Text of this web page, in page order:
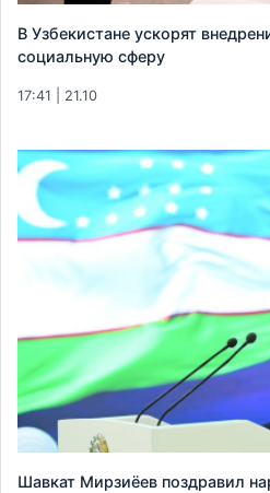
В Узбекистане ускорят
социальную сферу
17:41 | 21.10
Шавкат Мирзиёев поздравил